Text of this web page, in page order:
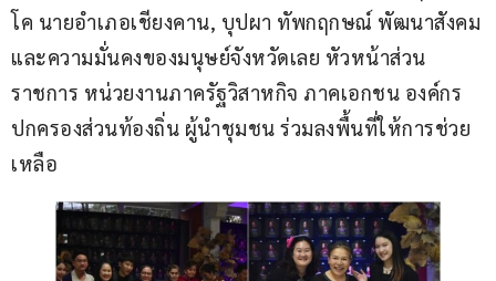
โค นายอำเภอเชียงคาน, บุปผา ทัพกฤกษณ์ พัฒนาสังคม
และความมั่นคงของมนุษย์จังหวัดเลย หัวหน้าส่วน
ราชการ หน่วยงานภาครัฐวิสาหกิจ ภาคเอกชน องค์กร
ปกครองส่วนท้องถิ่น ผู้นำชุมชน ร่วมลงพื้นที่ให้การช่วย
เหลือ